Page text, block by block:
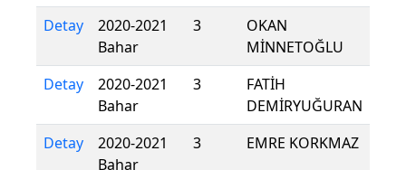
Detay
2020-2021
Bahar
3
OKAN
MİNNETOĞLU
Detay
2020-2021
Bahar
3
FATİH
DEMİRYUĞURAN
Detay
2020-2021
Bahar
3 EMRE KORKMAZ